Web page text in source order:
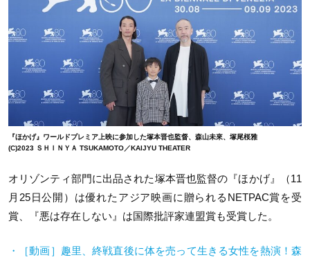
『ほかげ』ワールドプレミア上映に参加した塚本晋也監督、森山未來、塚尾桜雅
(C)2023 ＳＨＩＮＹＡ TSUKAMOTO／KAIJYU THEATER
オリゾンティ部門に出品された塚本晋也監督の『ほかげ』（11
月25日公開）は優れたアジア映画に贈られるNETPAC賞を受
賞、『悪は存在しない』は国際批評家連盟賞も受賞した。
・［動画］趣里、終戦直後に体を売って生きる女性を熱演！森